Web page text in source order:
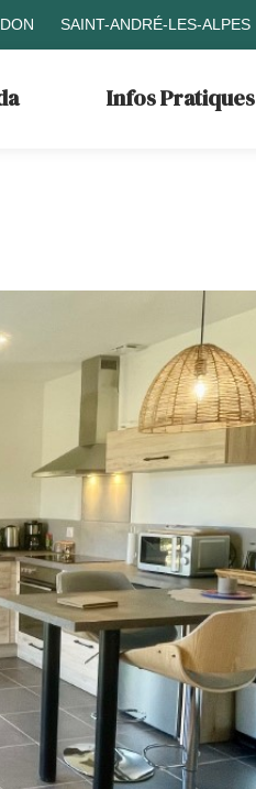
SAINT-ANDRÉ-LES-ALPES
Infos Pratiques